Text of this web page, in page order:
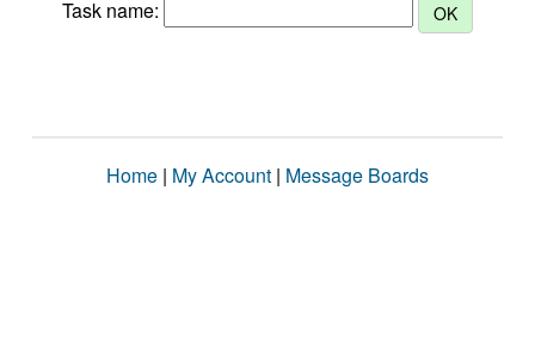
Task name:
Home | My Account | Message Boards